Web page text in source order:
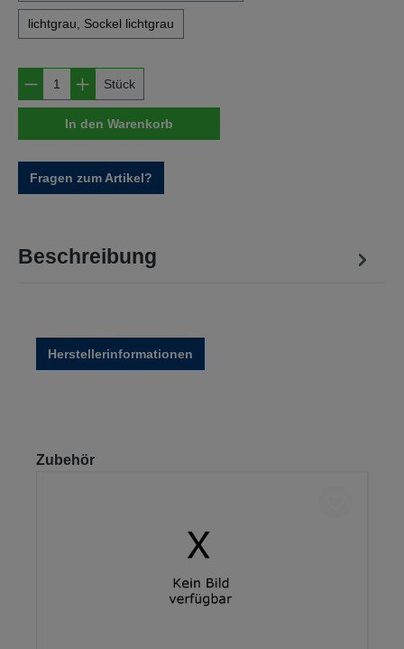
lichtgrau, Sockel lichtgrau
Produkt Anzahl: Gib den gewünschten
Stück
In den Warenkorb
Fragen zum Artikel?
Beschreibung
Herstellerinformationen
Produktgalerie überspringen
Zubehör